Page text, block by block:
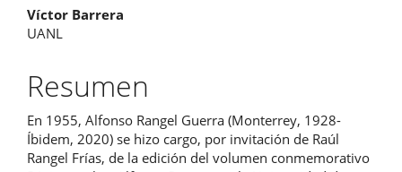
Contenido
principal
del
artículo
Víctor Barrera
UANL
Resumen
En 1955, Alfonso Rangel Guerra (Monterrey, 1928-
Íbidem, 2020) se hizo cargo, por invitación de Raúl
Rangel Frías, de la edición del volumen conmemorativo